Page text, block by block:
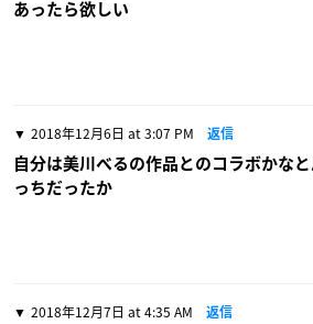
あったら欲しい
2018年12月6日 at 3:07 PM 返信
自分は美川べるの作品とのコラボかな
っちだったか
2018年12月7日 at 4:35 AM 返信